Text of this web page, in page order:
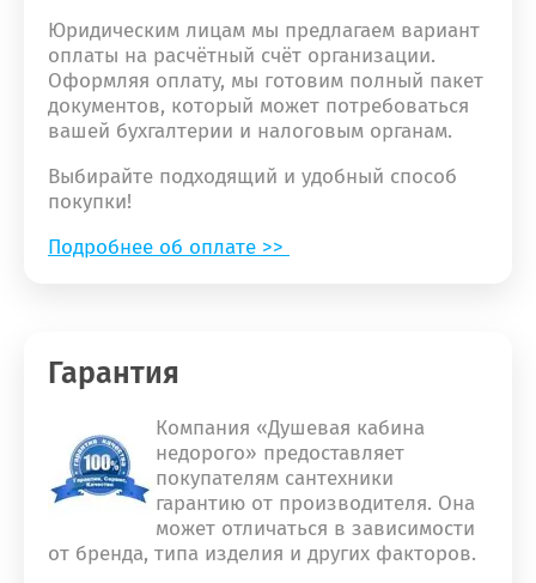
Юридическим лицам мы предлагаем вариант
оплаты на расчётный счёт организации.
Оформляя оплату, мы готовим полный пакет
документов, который может потребоваться
вашей бухгалтерии и налоговым органам.
Выбирайте подходящий и удобный способ
покупки!
Подробнее об оплате >>
Гарантия
Компания «Душевая кабина
недорого» предоставляет
покупателям сантехники
гарантию от производителя. Она
может отличаться в зависимости
от бренда, типа изделия и других факторов.